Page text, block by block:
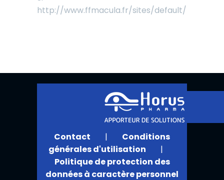
http://www.ffmacula.fr/sites/default/files/
Contact |
Conditions
générales d'utilisation
|
Politique de protection des
données à caractère personnel